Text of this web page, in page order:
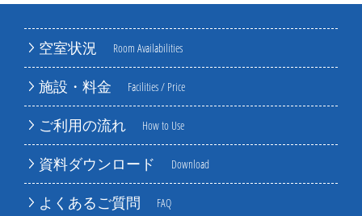
空室状況 Room Availabilities
施設・料金 Facilities / Price
ご利用の流れ How to Use
資料ダウンロード Download
よくあるご質問 FAQ